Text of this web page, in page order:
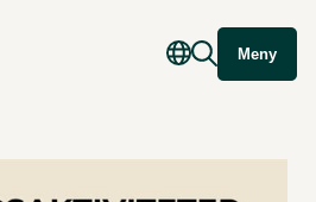
Meny